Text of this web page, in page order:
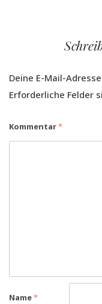
Deine E-Mail-
Erforderliche Felder
Kommentar*
Name*